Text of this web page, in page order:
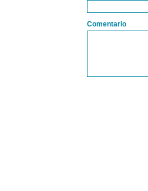
Comentario